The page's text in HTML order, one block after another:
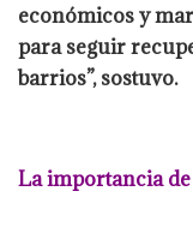
económicos y
para seguir
barrios”, sostuvo.
La importancia